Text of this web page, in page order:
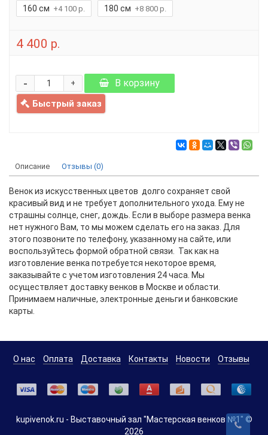
160 см +4 100 р. 180 см +8 800 р.
4 400 р.
+
- В корзину
Быстрый заказ
Описание Отзывы (0)
Венок из искусственных цветов долго сохраняет свой
красивый вид и не требует дополнительного ухода. Ему не
страшны солнце, снег, дождь. Если в выборе размера венка
нет нужного Вам, то мы можем сделать его на заказ. Для
этого позвоните по телефону, указанному на сайте, или
воспользуйтесь формой обратной связи. Так как на
изготовление венка потребуется некоторое время,
заказывайте с учетом изготовления 24 часа. Мы
осуществляет доставку венков в Москве и области.
Принимаем наличные, электронные деньги и банковские
карты.
О нас Оплата Доставка Контакты Новости Отзывы
kupivenok.ru - Выставочный зал "Мастерская венков №1" ©
2026